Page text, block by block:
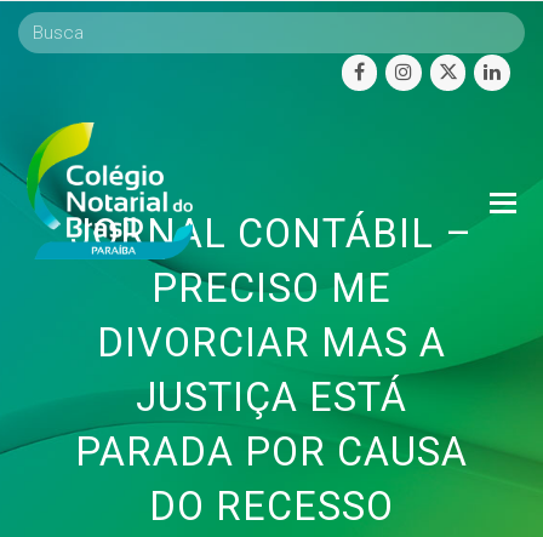
facebookinstagram
twitter
JORNAL CONTÁBIL –
PRECISO ME
DIVORCIAR MAS A
JUSTIÇA ESTÁ
PARADA POR CAUSA
DO RECESSO